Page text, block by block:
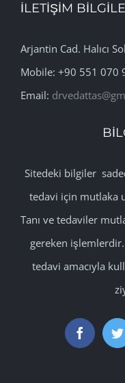
İLETİŞİM
Arjantin Cad. Halıcı
Mobile: +90 551 070
Email:
Sitedeki bilgiler
tedavi için mutlaka
Tanı ve tedaviler
gereken
tedavi amacıyla